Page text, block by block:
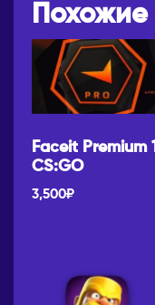
Похожие
Faceit Premium
CS:GO
3,500₽